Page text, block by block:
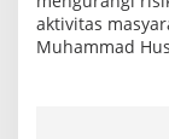
aktivitas
Muhammad